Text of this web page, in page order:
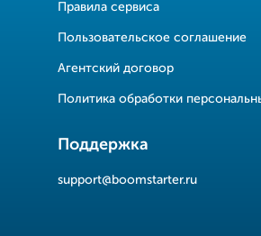
Правила сервиса
Пользовательское соглашение
Агентский договор
Политика обработки
Поддержка
support@boomstarter.ru